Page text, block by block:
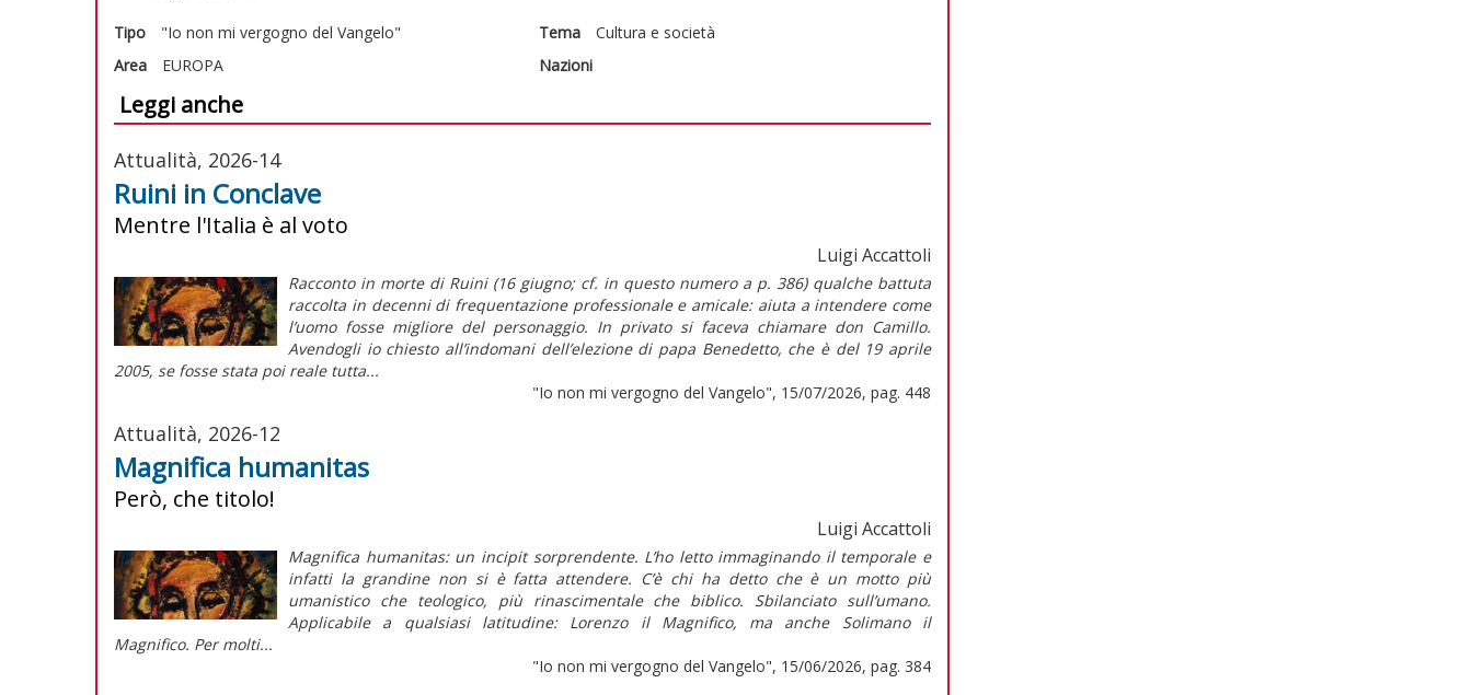
Tipo "Io non mi vergogno del Vangelo" Tema
Cultura e società
Area
EUROPA Nazioni
Leggi anche
Attualità, 2026-14
Ruini in Conclave
Mentre l'Italia è al voto
Luigi Accattoli
Racconto in morte di Ruini (16 giugno; cf. in questo numero a p. 386) qualche battuta
raccolta in decenni di frequentazione professionale e amicale: aiuta a intendere come
l’uomo fosse migliore del personaggio. In privato si faceva chiamare don Camillo.
Avendogli io chiesto all’indomani dell’elezione di papa Benedetto, che è del 19 aprile
2005, se fosse stata poi reale tutta...
"Io non mi vergogno del Vangelo", 15/07/2026, pag. 448
Attualità, 2026-12
Magnifica humanitas
Però, che titolo!
Luigi Accattoli
Magnifica humanitas: un incipit sorprendente. L’ho letto immaginando il temporale e
infatti la grandine non si è fatta attendere. C’è chi ha detto che è un motto più
umanistico che teologico, più rinascimentale che biblico. Sbilanciato sull’umano.
Applicabile a qualsiasi latitudine: Lorenzo il Magnifico, ma anche Solimano il
Magnifico. Per molti...
"Io non mi vergogno del Vangelo", 15/06/2026, pag. 384